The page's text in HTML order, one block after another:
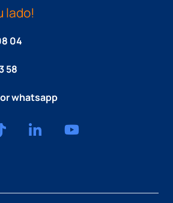
lado!
04
58
whatsapp